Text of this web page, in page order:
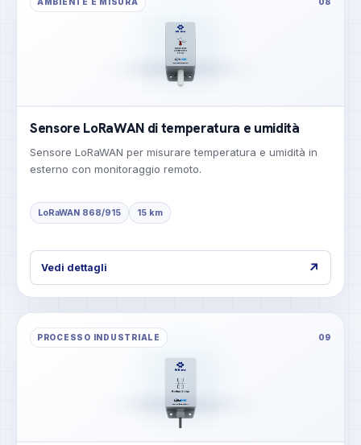
08
Sensore LoRaWAN di temperatura e umidità
Sensore LoRaWAN per misurare temperatura e umidità in
esterno con monitoraggio remoto.
LoRaWAN 868/915 15 km
Vedi dettagli ↗
PROCESSO INDUSTRIALE 09